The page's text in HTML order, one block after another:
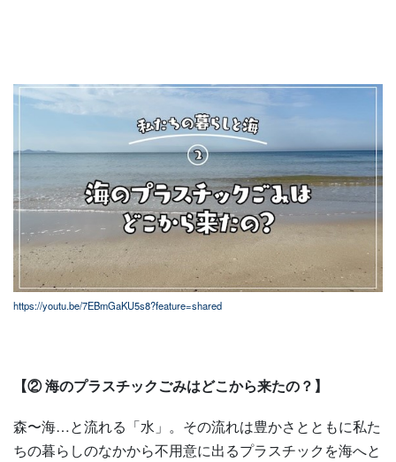
https://youtu.be/7EBmGaKU5s8?feature=shared
【② 海のプラスチックごみはどこから来たの？】
森〜海…と流れる「水」。その流れは豊かさとともに私た
ちの暮らしのなかから不用意に出るプラスチックを海へと